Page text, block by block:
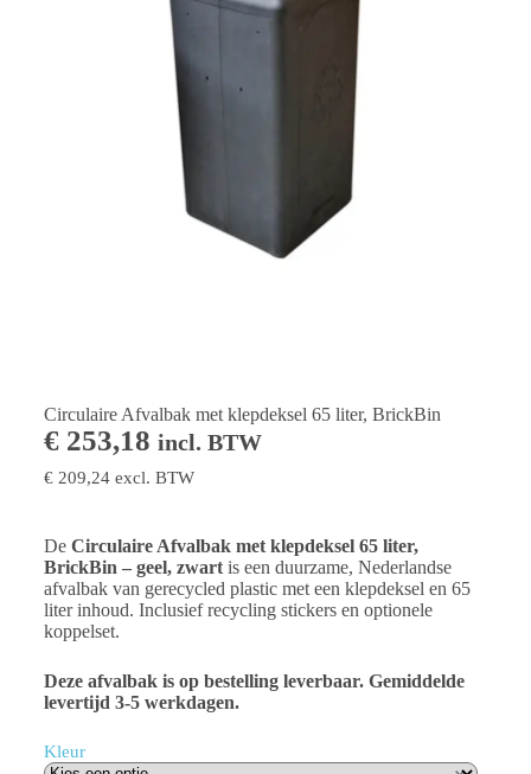
Circulaire Afvalbak met klepdeksel 65 liter, BrickBin
€253,18 incl. BTW
€209,24excl. BTW
De Circulaire Afvalbak met klepdeksel 65 liter,
BrickBin – geel, zwartis een duurzame, Nederlandse
afvalbak van gerecycled plastic met een klepdeksel en 65
liter inhoud. Inclusief recycling stickers en optionele
koppelset.
Deze afvalbak is op bestelling leverbaar. Gemiddelde
levertijd 3-5 werkdagen.
Kleur